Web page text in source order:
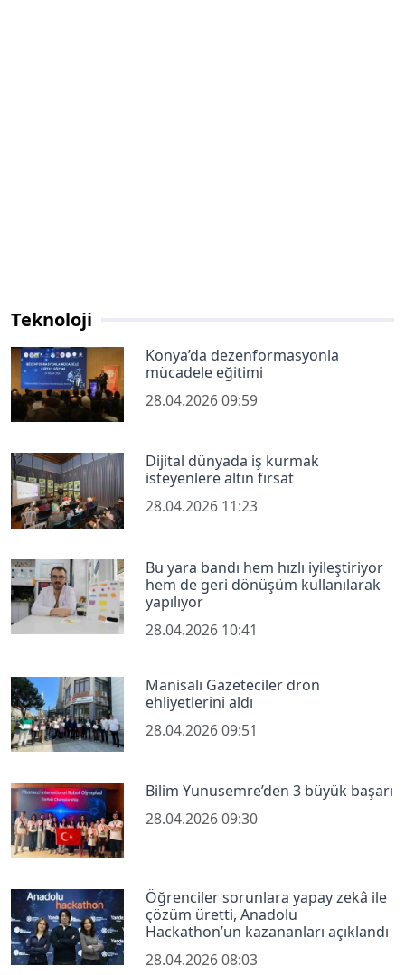
Teknoloji
Konya’da dezenformasyonla
mücadele eğitimi
28.04.2026 09:59
Dijital dünyada iş kurmak
isteyenlere altın fırsat
28.04.2026 11:23
Bu yara bandı hem hızlı iyileştiriyor
hem de geri dönüşüm kullanılarak
yapılıyor
28.04.2026 10:41
Manisalı Gazeteciler dron
ehliyetlerini aldı
28.04.2026 09:51
Bilim Yunusemre’den 3 büyük başarı
28.04.2026 09:30
Öğrenciler sorunlara yapay zekâ ile
çözüm üretti, Anadolu
Hackathon’un kazananları açıklandı
28.04.2026 08:03